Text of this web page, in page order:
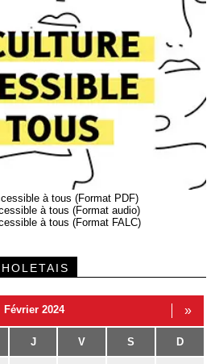
à tous (Format PDF)
à tous (Format audio)
à tous (Format FALC)
Février 2024 »
J V S D